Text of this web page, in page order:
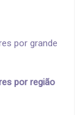
por grande
por região